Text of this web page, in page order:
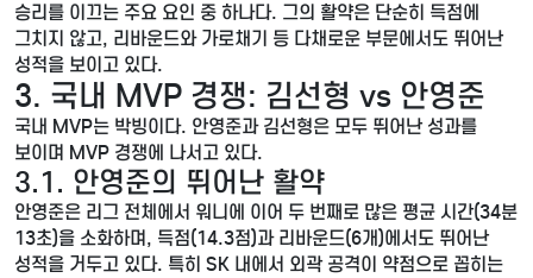
승리를 이끄는 주요 요인 중 하나다. 그의 활약은 단순히 득점에
그치지 않고, 리바운드와 가로채기 등 다채로운 부문에서도 뛰어난
성적을 보이고 있다.
3. 국내 MVP 경쟁: 김선형 vs 안영준
국내 MVP는 박빙이다. 안영준과 김선형은 모두 뛰어난 성과를
보이며 MVP 경쟁에 나서고 있다.
3.1. 안영준의 뛰어난 활약
안영준은 리그 전체에서 워니에 이어 두 번째로 많은 평균 시간(34분
13초)을 소화하며, 득점(14.3점)과 리바운드(6개)에서도 뛰어난
성적을 거두고 있다. 특히 SK 내에서 외곽 공격이 약점으로 꼽히는